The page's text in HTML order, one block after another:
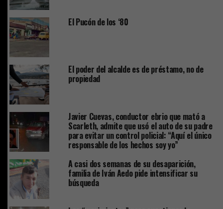
El Pucón de los ‘80
El poder del alcalde es de préstamo, no de
propiedad
Javier Cuevas, conductor ebrio que mató a
Scarleth, admite que usó el auto de su padre
para evitar un control policial: “Aquí el único
responsable de los hechos soy yo”
A casi dos semanas de su desaparición,
familia de Iván Aedo pide intensificar su
búsqueda